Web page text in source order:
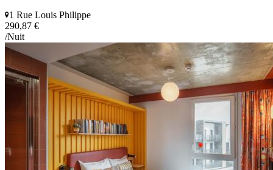
1 Rue Louis Philippe
290,87 €
/Nuit